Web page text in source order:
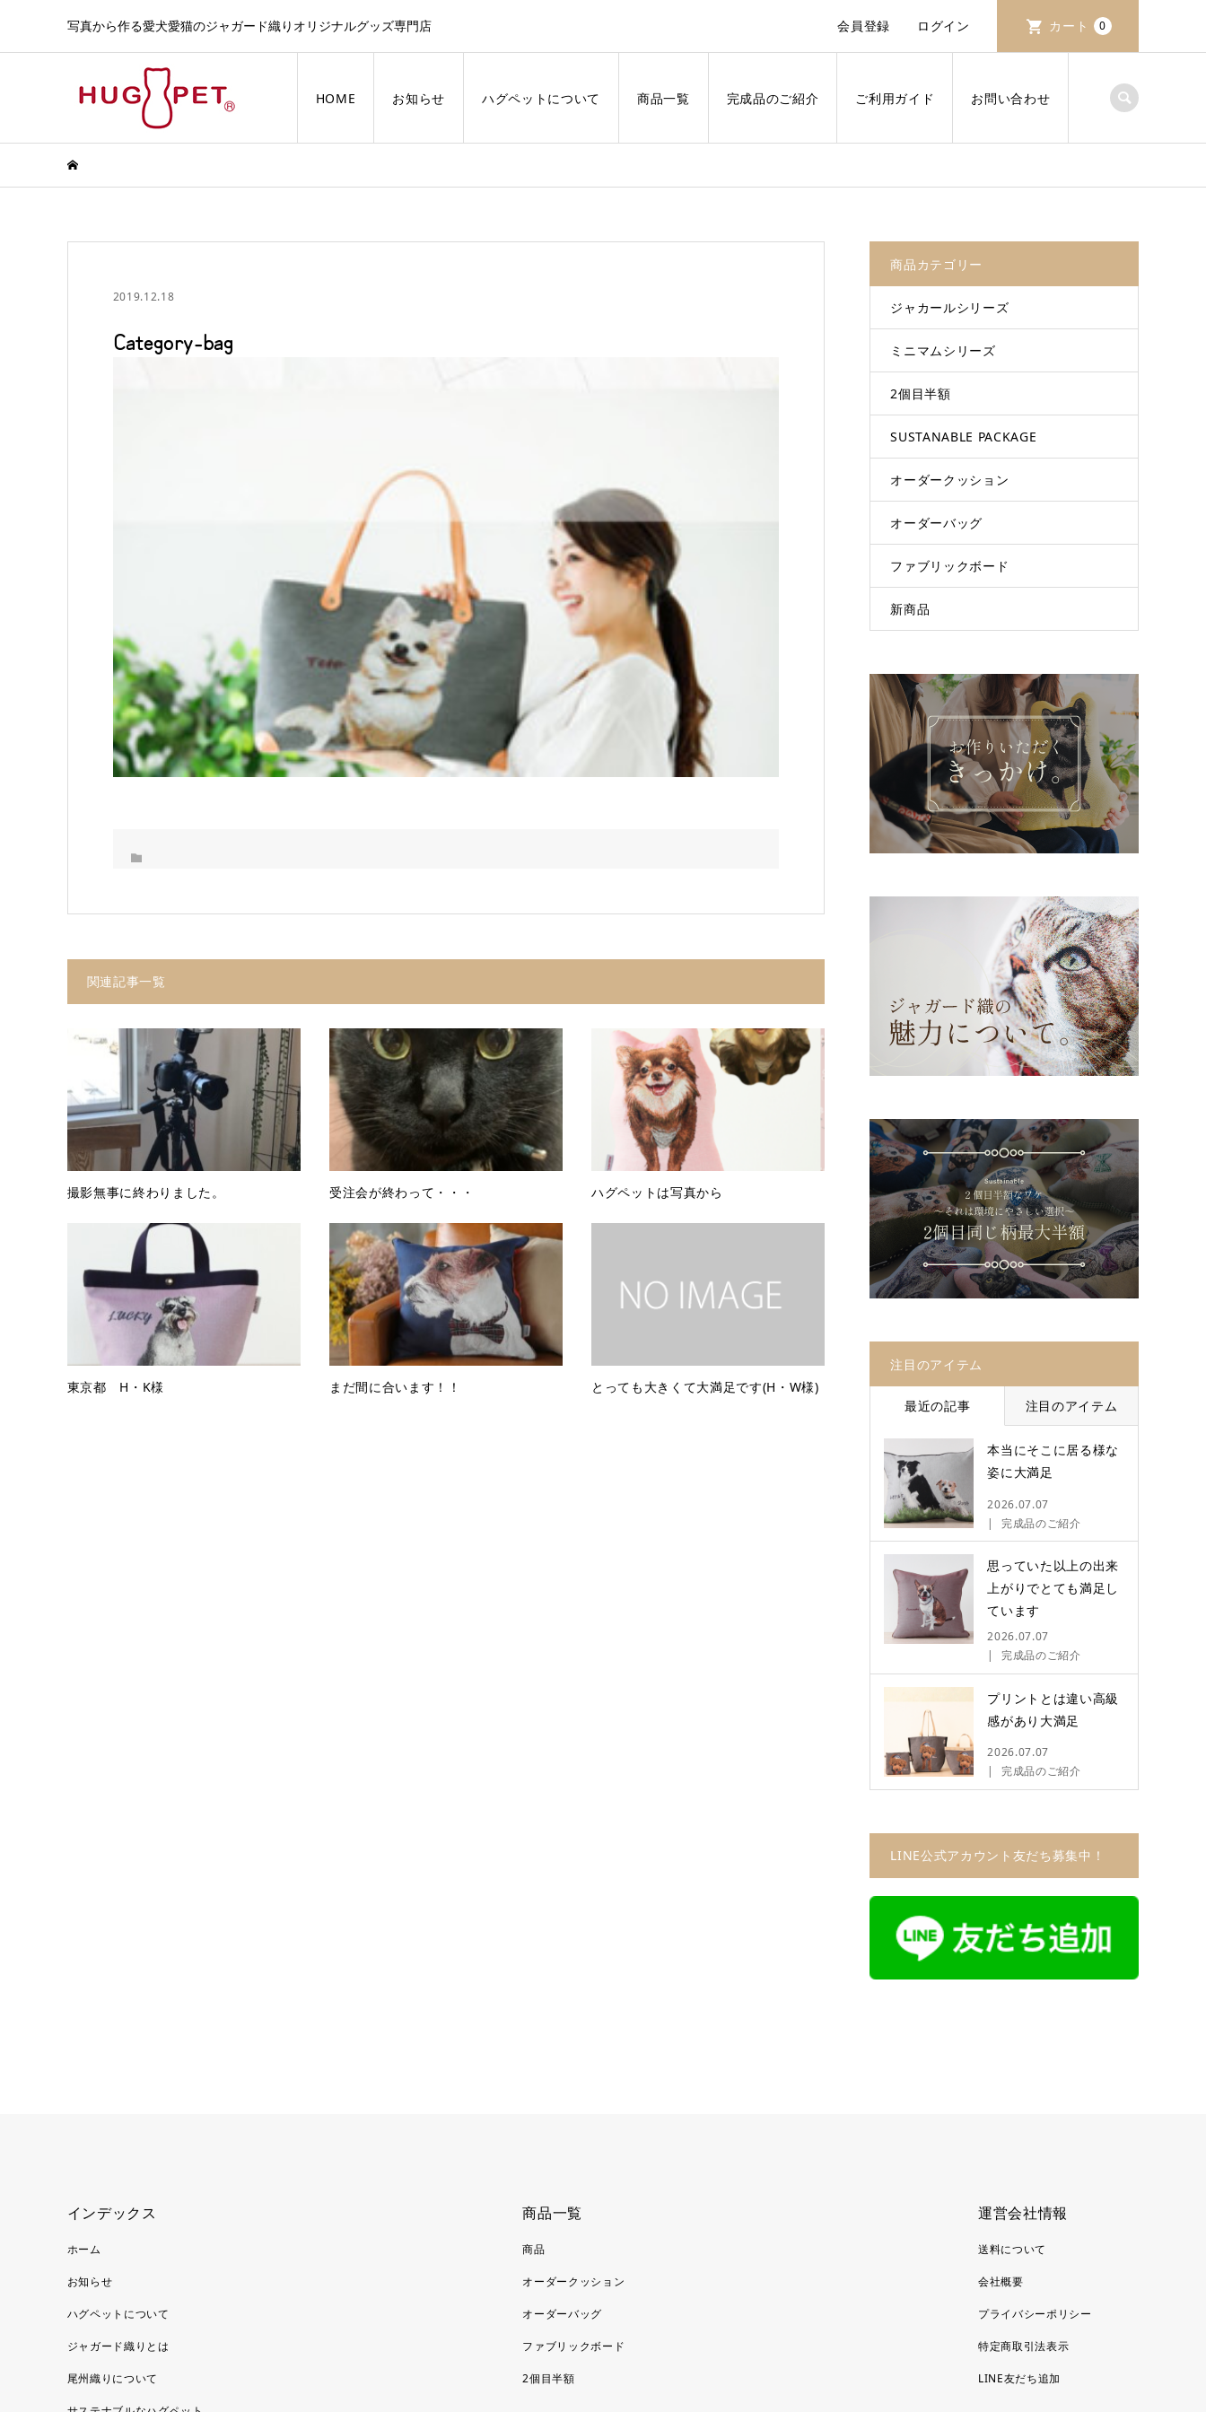
写真から作る愛犬愛猫のジャガード織りオリジナルグッズ専門店 会員登録 ログイン カート 0
HOME お知らせ ハグペットについて 商品一覧 完成品のご紹介 ご利用ガイド お問い合わせ
2019.12.18
Category-bag
関連記事一覧
撮影無事に終わりました。 受注会が終わって・・・ ハグペットは写真から
東京都 H・K様 まだ間に合います！！ とっても大きくて大満足です(H・W様)
商品カテゴリー
ジャカールシリーズ
ミニマムシリーズ
2個目半額
SUSTANABLE PACKAGE
オーダークッション
オーダーバッグ
ファブリックボード
新商品
注目のアイテム
最近の記事 注目のアイテム
本当にそこに居る様な
姿に大満足
2026.07.07
完成品のご紹介
思っていた以上の出来
上がりでとても満足し
ています
2026.07.07
完成品のご紹介
プリントとは違い高級
感があり大満足
2026.07.07
完成品のご紹介
LINE公式アカウント友だち募集中！
インデックス
ホーム
お知らせ
ハグペットについて
ジャガード織りとは
尾州織りについて
商品一覧
商品
オーダークッション
オーダーバッグ
ファブリックボード
2個目半額
運営会社情報
送料について
会社概要
プライバシーポリシー
特定商取引法表示
LINE友だち追加